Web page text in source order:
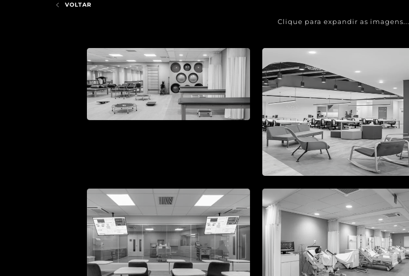
VOLTAR
Clique para expandir as imagens...